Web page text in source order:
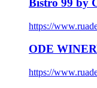
Bistro 99 by
https://
ODE
https://